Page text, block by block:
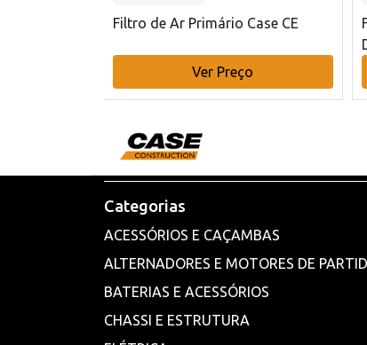
Filtro de Ar Primário Case CE
Ver Preço
Categorias
ACESSÓRIOS E CAÇAMBAS
ALTERNADORES E MOTORES DE
BATERIAS E ACESSÓRIOS
CHASSI E ESTRUTURA